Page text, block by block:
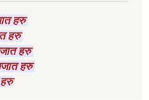
हरु
हरु
हरु
हरु
हरु